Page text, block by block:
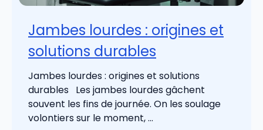
Jambes lourdes : origines et
solutions durables
Jambes lourdes : origines et solutions
durables Les jambes lourdes gâchent
souvent les fins de journée. On les soulage
volontiers sur le moment, ...